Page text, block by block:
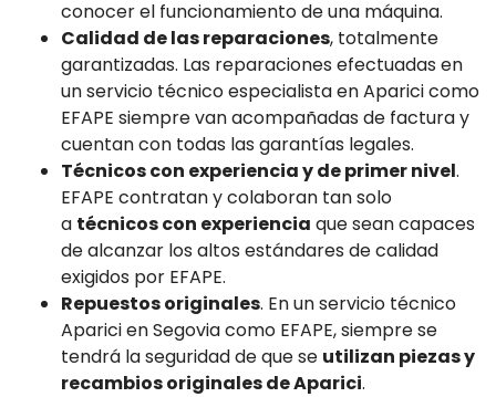
conocer el funcionamiento de una máquina.
Calidad de las reparaciones, totalmente
garantizadas. Las reparaciones efectuadas en
un servicio técnico especialista en Aparici como
EFAPE siempre van acompañadas de factura y
cuentan con todas las garantías legales.
Técnicos con experiencia y de primer nivel.
EFAPE contratan y colaboran tan solo
a técnicos con experiencia que sean capaces
de alcanzar los altos estándares de calidad
exigidos por EFAPE.
Repuestos originales. En un servicio técnico
Aparici en Segovia como EFAPE, siempre se
tendrá la seguridad de que se utilizan piezas y
recambios originales de Aparici.